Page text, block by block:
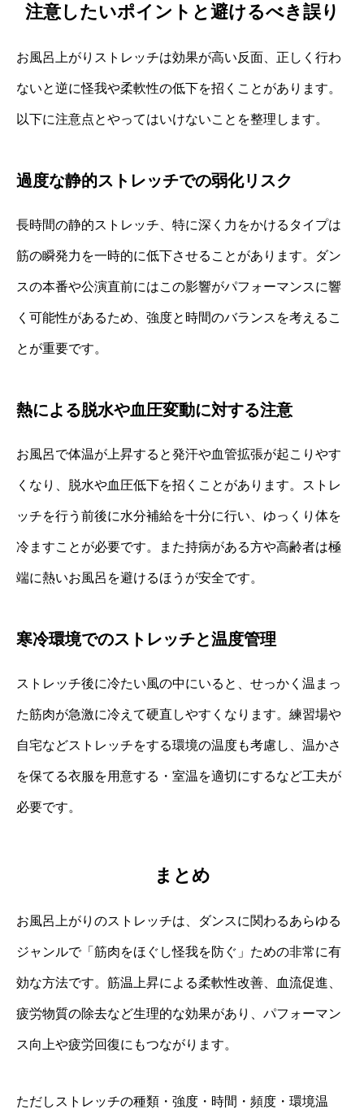
注意したいポイントと避けるべき誤り
お風呂上がりストレッチは効果が高い反面、正しく行わ
ないと逆に怪我や柔軟性の低下を招くことがあります。
以下に注意点とやってはいけないことを整理します。
過度な静的ストレッチでの弱化リスク
長時間の静的ストレッチ、特に深く力をかけるタイプは
筋の瞬発力を一時的に低下させることがあります。ダン
スの本番や公演直前にはこの影響がパフォーマンスに響
く可能性があるため、強度と時間のバランスを考えるこ
とが重要です。
熱による脱水や血圧変動に対する注意
お風呂で体温が上昇すると発汗や血管拡張が起こりやす
くなり、脱水や血圧低下を招くことがあります。ストレ
ッチを行う前後に水分補給を十分に行い、ゆっくり体を
冷ますことが必要です。また持病がある方や高齢者は極
端に熱いお風呂を避けるほうが安全です。
寒冷環境でのストレッチと温度管理
ストレッチ後に冷たい風の中にいると、せっかく温まっ
た筋肉が急激に冷えて硬直しやすくなります。練習場や
自宅などストレッチをする環境の温度も考慮し、温かさ
を保てる衣服を用意する・室温を適切にするなど工夫が
必要です。
まとめ
お風呂上がりのストレッチは、ダンスに関わるあらゆる
ジャンルで「筋肉をほぐし怪我を防ぐ」ための非常に有
効な方法です。筋温上昇による柔軟性改善、血流促進、
疲労物質の除去など生理的な効果があり、パフォーマン
ス向上や疲労回復にもつながります。
ただしストレッチの種類・強度・時間・頻度・環境温